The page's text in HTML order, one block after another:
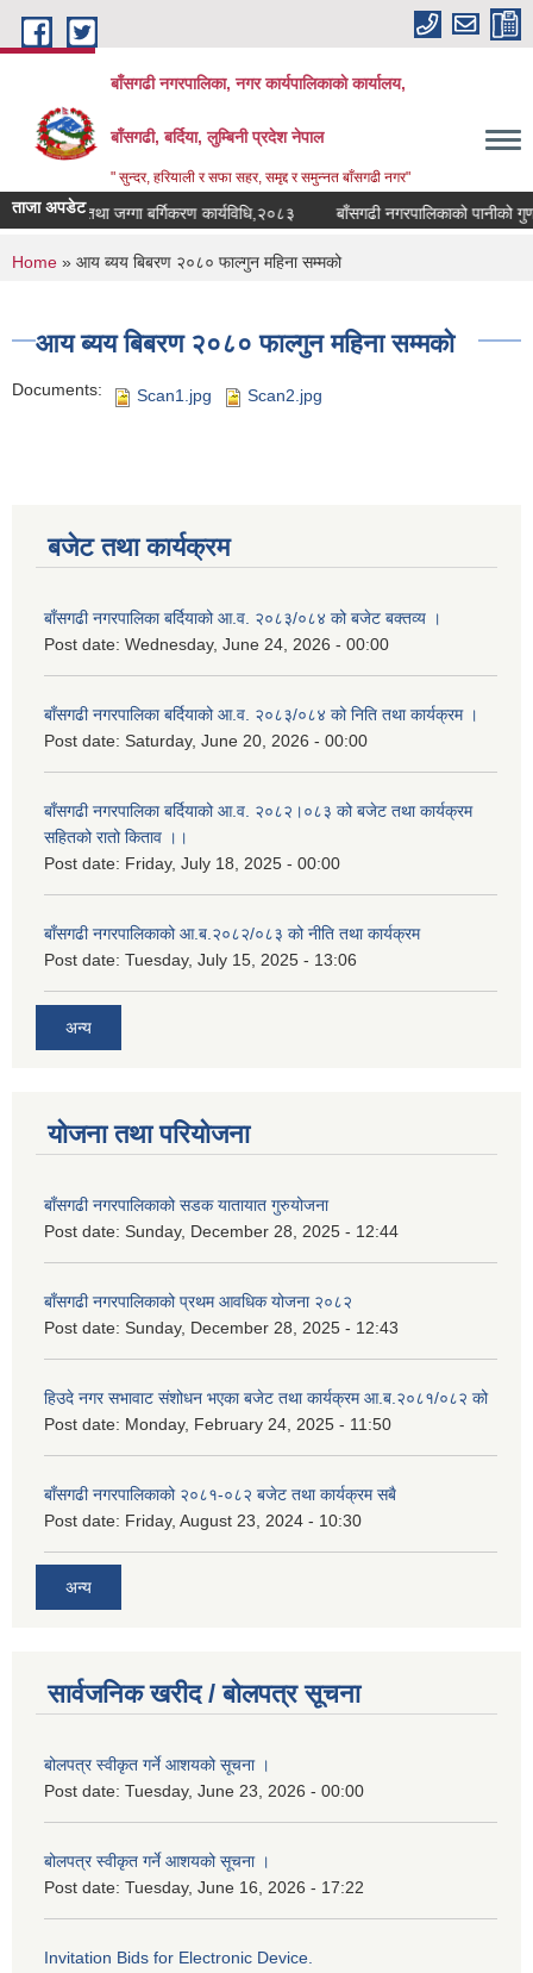
Skip to main content
बाँसगढी नगरपालिका, नगर कार्यपालिकाकाे कार्यालय,
बाँसगढी, बर्दिया, लुम्बिनी प्रदेश नेपाल
" सुन्दर, हरियाली र सफा सहर, समृद्द र समुन्नत बाँसगढी नगर"
ताजा अपडेट
भूउपयोग तथा जग्गा बर्गिकरण कार्यविधि,२०८३ बाँसगढी नगरपालिकाको पानीको
You are here
Home » आय ब्यय बिबरण २०८० फाल्गुन महिना सम्मको
आय ब्यय बिबरण २०८० फाल्गुन महिना सम्मको
Documents: Scan1.jpg Scan2.jpg
बजेट तथा कार्यक्रम
बाँसगढी नगरपालिका बर्दियाको आ.व. २०८३/०८४ को बजेट बक्तव्य ।
Post date: Wednesday, June 24, 2026 - 00:00
बाँसगढी नगरपालिका बर्दियाको आ.व. २०८३/०८४ को निति तथा कार्यक्रम ।
Post date: Saturday, June 20, 2026 - 00:00
बाँसगढी नगरपालिका बर्दियाको आ.व. २०८२।०८३ को बजेट तथा कार्यक्रम
सहितको रातो किताव ।।
Post date: Friday, July 18, 2025 - 00:00
बाँसगढी नगरपालिकाको आ.ब.२०८२/०८३ को नीति तथा कार्यक्रम
Post date: Tuesday, July 15, 2025 - 13:06
अन्य
योजना तथा परियोजना
बाँसगढी नगरपालिकाको सडक यातायात गुरुयोजना
Post date: Sunday, December 28, 2025 - 12:44
बाँसगढी नगरपालिकाको प्रथम आवधिक योजना २०८२
Post date: Sunday, December 28, 2025 - 12:43
हिउदे नगर सभावाट संशोधन भएका बजेट तथा कार्यक्रम आ.ब.२०८१/०८२ को
Post date: Monday, February 24, 2025 - 11:50
बाँसगढी नगरपालिकाको २०८१-०८२ बजेट तथा कार्यक्रम सबै
Post date: Friday, August 23, 2024 - 10:30
अन्य
सार्वजनिक खरीद / बोलपत्र सूचना
बोलपत्र स्वीकृत गर्ने आशयको सूचना ।
Post date: Tuesday, June 23, 2026 - 00:00
बोलपत्र स्वीकृत गर्ने आशयको सूचना ।
Post date: Tuesday, June 16, 2026 - 17:22
Invitation Bids for Electronic Device.